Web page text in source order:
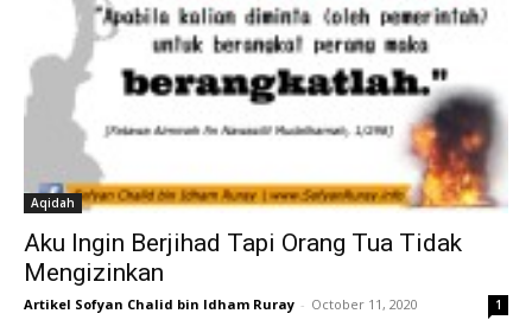
Aqidah
Aku Ingin Berjihad Tapi Orang Tua Tidak
Mengizinkan
Artikel Sofyan Chalid bin Idham Ruray - October 11, 2020 1